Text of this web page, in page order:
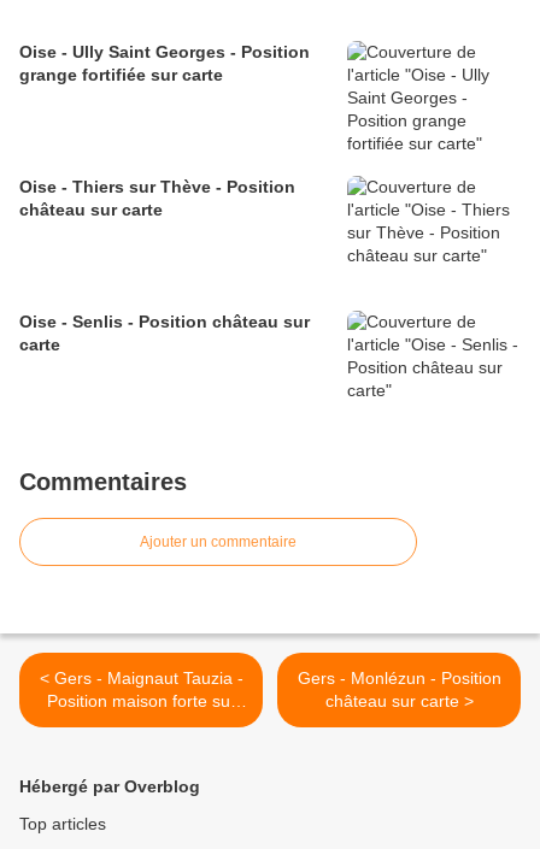
Oise - Ully Saint Georges - Position
grange fortifiée sur carte
Oise - Thiers sur Thève - Position
château sur carte
Oise - Senlis - Position château sur
carte
Commentaires
Ajouter un commentaire
< Gers - Maignaut Tauzia -
Position maison forte sur
carte
Gers - Monlézun - Position
château sur carte >
Hébergé par Overblog
Top articles